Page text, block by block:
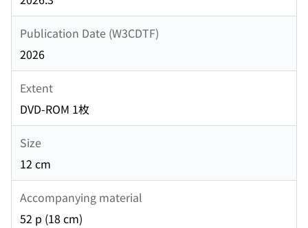
Publication Date (W3CDTF)
2026
Extent
DVD-ROM 1枚
Size
12 cm
Accompanying material
52 p (18 cm)